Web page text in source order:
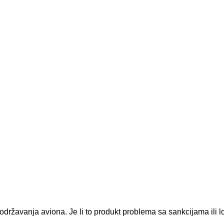
aviona. Je li to produkt problema sa sankcijama ili